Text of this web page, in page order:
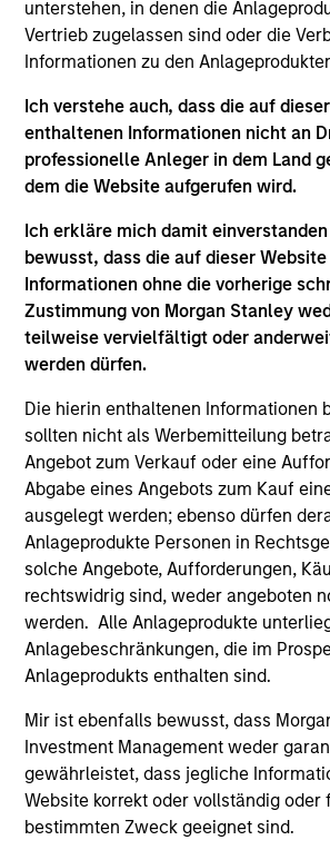
unterstehen, in denen die
Vertrieb zugelassen sind oder die
Informationen zu den
Ich verstehe auch, dass die auf
enthaltenen Informationen nicht an
professionelle Anleger in dem Land
dem die Website aufgerufen wird.
Ich erkläre mich damit einverstanden
bewusst, dass die auf dieser
Informationen ohne die vorherige
Zustimmung von Morgan Stanley
teilweise vervielfältigt oder
werden dürfen.
Die hierin enthaltenen Informationen
sollten nicht als Werbemitteilung
Angebot zum Verkauf oder eine
Abgabe eines Angebots zum Kauf
ausgelegt werden; ebenso dürfen
Anlageprodukte Personen in
solche Angebote, Aufforderungen,
rechtswidrig sind, weder angeboten
werden. Alle Anlageprodukte
Anlagebeschränkungen, die im
Anlageprodukts enthalten sind.
Mir ist ebenfalls bewusst, dass
Investment Management weder
gewährleistet, dass jegliche
Website korrekt oder vollständig oder
bestimmten Zweck geeignet sind.
ÜBERSCHUSSRENDITE (%)
Überschussrenditebzw. die
negative) Differenz ist die
Rendite des Vergleichsindex.
A
A1+/P1
A1+/P1
– kurzfristige Ratings von
S&P.
A1/P1
A1/P1
– kurzfristige Ratings von
S&P.
A2/P2